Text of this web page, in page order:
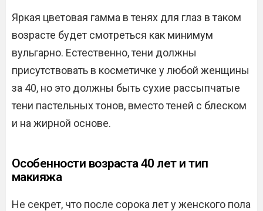
Яркая цветовая гамма в тенях для глаз в таком
возрасте будет смотреться как минимум
вульгарно. Естественно, тени должны
присутствовать в косметичке у любой женщины
за 40, но это должны быть сухие рассыпчатые
тени пастельных тонов, вместо теней с блеском
и на жирной основе.
Особенности возраста 40 лет и тип
макияжа
Не секрет, что после сорока лет у женского пола